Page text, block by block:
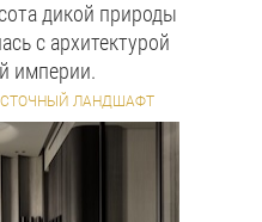
дикой природы
с архитектурой
империи.
ЛАНДШАФТ